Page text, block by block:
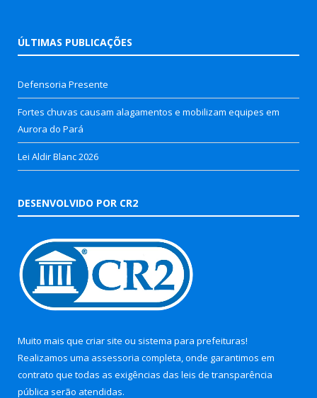
ÚLTIMAS PUBLICAÇÕES
Defensoria Presente
Fortes chuvas causam alagamentos e mobilizam equipes em
Aurora do Pará
Lei Aldir Blanc 2026
DESENVOLVIDO POR CR2
Muito mais que criar site ou sistema para prefeituras!
Realizamos uma assessoria completa, onde garantimos em
contrato que todas as exigências das leis de transparência
pública serão atendidas.